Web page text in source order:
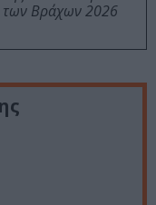
των Βράχων 2026